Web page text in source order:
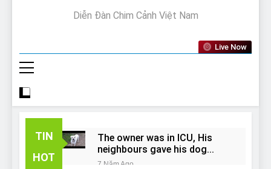
Diễn Đàn Chim Cảnh Việt Nam
Live Now
TIN
HOT
The owner was in ICU, His
neighbours gave his dog
away!
7 Năm Ago